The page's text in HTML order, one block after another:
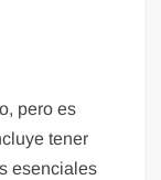
pero es
tener
esenciales